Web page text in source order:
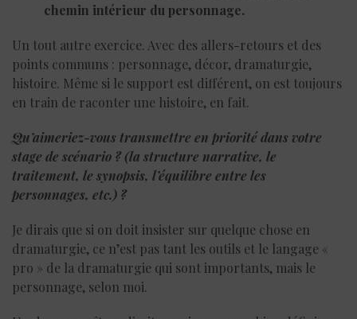
chemin intérieur du personnage.
Un tout autre exercice. Avec des allers-retours et des
points communs : personnage, décor, dramaturgie,
histoire. Même si le support est différent, on est toujours
en train de raconter une histoire, en fait.
Qu’aimeriez-vous transmettre en priorité dans votre
stage de scénario ? (la structure narrative, le
traitement, le synopsis, l’équilibre entre les
personnages, etc.) ?
Je dirais que si on doit insister sur quelque chose en
dramaturgie, ce n’est pas tant les outils et le langage «
pro » de la dramaturgie qui sont importants, mais le
personnage, selon moi.